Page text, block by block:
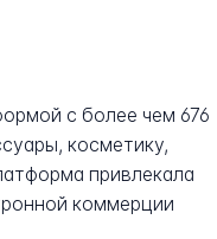
с более чем 676
косметику,
привлекала
коммерции